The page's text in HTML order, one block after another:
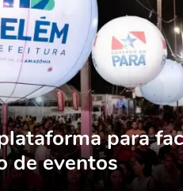
para
de eventos